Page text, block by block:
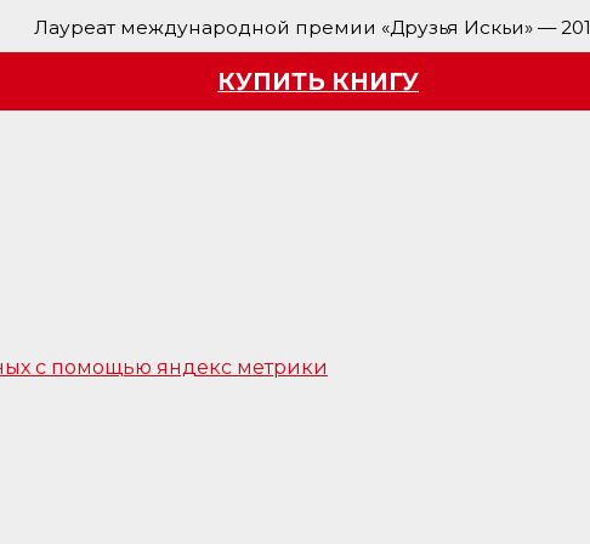
Лауреат международной премии «Друзья Искьи» —
КУПИТЬ КНИГУ
с помощью яндекс метрики